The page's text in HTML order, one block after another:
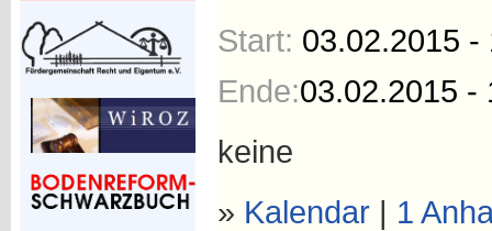
Start: 03.02.2015 -
Ende:03.02.2015 -
keine
» Kalendar| 1